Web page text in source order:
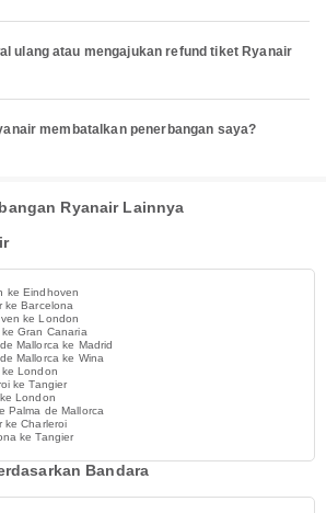
ulang atau mengajukan refund tiket Ryanair
membatalkan penerbangan saya?
Ryanair Lainnya
ke Eindhoven
ke Barcelona
ke London
Gran Canaria
Mallorca ke Madrid
Mallorca ke Wina
London
ke Tangier
London
Palma de Mallorca
ke Charleroi
ke Tangier
Bandara